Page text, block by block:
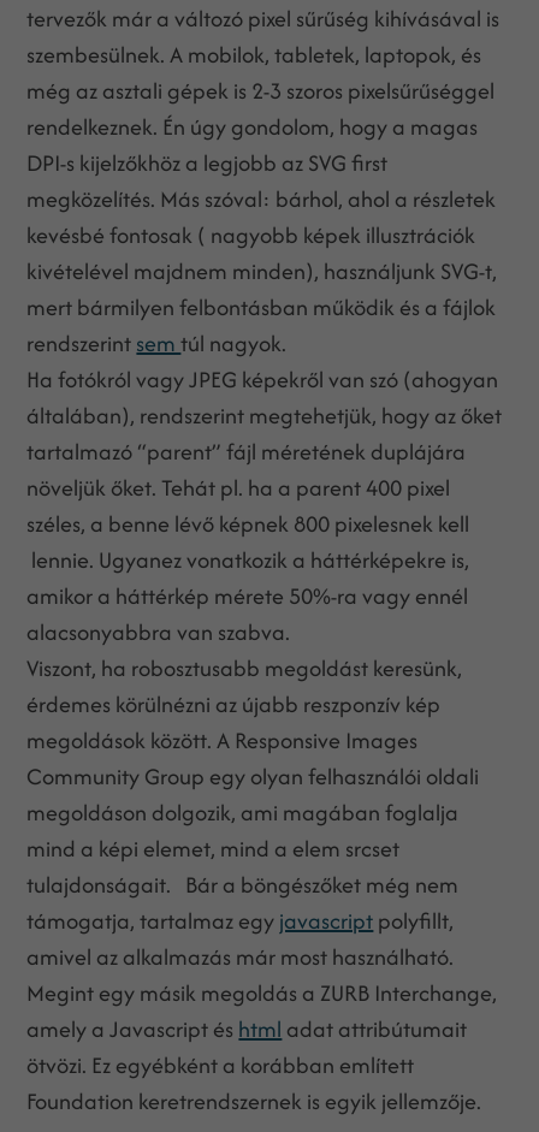
tervezők már a változó pixel sűrűség kihívásával is
szembesülnek. A mobilok, tabletek, laptopok, és
még az asztali gépek is 2-3 szoros pixelsűrűséggel
rendelkeznek. Én úgy gondolom, hogy a magas
DPI-s kijelzőkhöz a legjobb az SVG first
megközelítés. Más szóval: bárhol, ahol a részletek
kevésbé fontosak ( nagyobb képek illusztrációk
kivételével majdnem minden), használjunk SVG-t,
mert bármilyen felbontásban működik és a fájlok
rendszerintsemtúl nagyok.
Ha fotókról vagy JPEG képekről van szó (ahogyan
általában), rendszerint megtehetjük, hogy az őket
tartalmazó “parent” fájl méretének duplájára
növeljük őket. Tehát pl. ha a parent 400 pixel
széles, a benne lévő képnek 800 pixelesnek kell
lennie. Ugyanez vonatkozik a háttérképekre is,
amikor a háttérkép mérete 50%-ra vagy ennél
alacsonyabbra van szabva.
Viszont, ha robosztusabb megoldást keresünk,
érdemes körülnézni az újabb reszponzív kép
megoldások között. A Responsive Images
Community Group egy olyan felhasználói oldali
megoldáson dolgozik, ami magában foglalja
mind a képi elemet, mind a elem srcset
tulajdonságait. Bár a böngészőket még nem
támogatja, tartalmaz egyjavascriptpolyfillt,
amivel az alkalmazás már most használható.
Megint egy másik megoldás a ZURB Interchange,
amely a Javascript és html adat attribútumait
ötvözi. Ez egyébként a korábban említett
Foundation keretrendszernek is egyik jellemzője.